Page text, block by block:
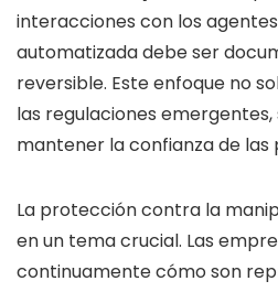
interacciones con los
automatizada debe ser
reversible. Este enfoque no
las regulaciones
mantener la confianza de las
La protección contra la
en un tema crucial. Las
continuamente cómo son